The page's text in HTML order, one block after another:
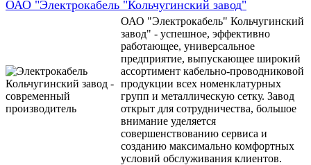
ОАО "Электрокабель "Кольчугинский завод"
ОАО "Электрокабель" Кольчугинский
завод" - успешное, эффективно
работающее, универсальное
предприятие, выпускающее широкий
ассортимент кабельно-проводниковой
продукции всех номенклатурных
групп и металлическую сетку. Завод
открыт для сотрудничества, большое
внимание уделяется
совершенствованию сервиса и
созданию максимально комфортных
условий обслуживания клиентов.